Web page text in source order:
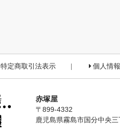
特定商取引法表示 個人情
赤塚屋
〒899-4332
鹿児島県霧島市国分中央